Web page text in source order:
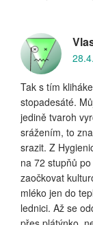
Tak s tím
stopadesáté.
jedině tvaroh
srážením, to
srazit. Z
na 72 stupňů
zaočkovat
mléko jen do
lednici. Až se